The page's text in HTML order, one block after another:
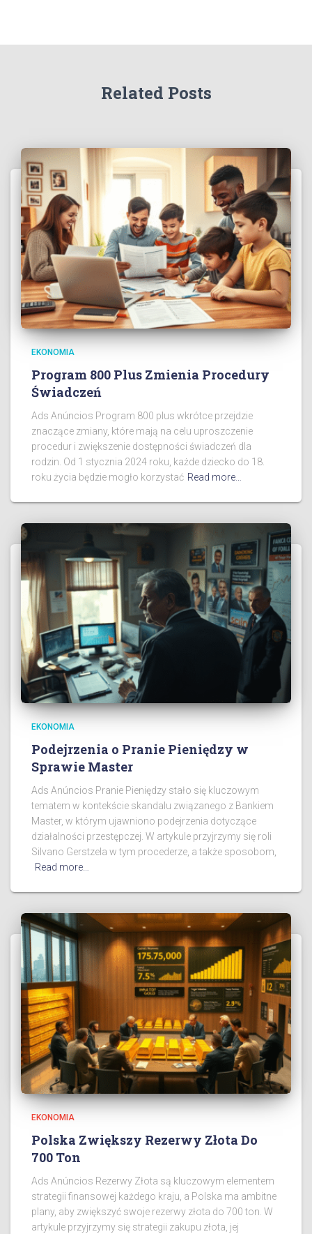
Related Posts
EKONOMIA
Program 800 Plus Zmienia Procedury
Świadczeń
Ads Anúncios Program 800 plus wkrótce przejdzie
znaczące zmiany, które mają na celu uproszczenie
procedur i zwiększenie dostępności świadczeń dla
rodzin. Od 1 stycznia 2024 roku, każde dziecko do 18.
roku życia będzie mogło korzystać Read more…
EKONOMIA
Podejrzenia o Pranie Pieniędzy w
Sprawie Master
Ads Anúncios Pranie Pieniędzy stało się kluczowym
tematem w kontekście skandalu związanego z Bankiem
Master, w którym ujawniono podejrzenia dotyczące
działalności przestępczej. W artykule przyjrzymy się roli
Silvano Gerstzela w tym procederze, a także sposobom,
Read more…
EKONOMIA
Polska Zwiększy Rezerwy Złota Do
700 Ton
Ads Anúncios Rezerwy Złota są kluczowym elementem
strategii finansowej każdego kraju, a Polska ma ambitne
plany, aby zwiększyć swoje rezerwy złota do 700 ton. W
artykule przyjrzymy się strategii zakupu złota, jej